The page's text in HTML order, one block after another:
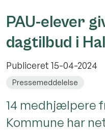
PAU-elever
dagtilbud i
Publiceret 15-04-2024
Pressemeddelelse
14 medhjælpere
Kommune har